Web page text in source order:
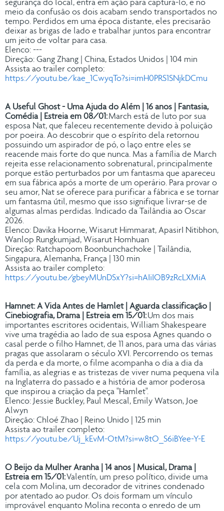
segurança do local, entra em ação para capturá-lo, e no
meio da confusão os dois acabam sendo transportados no
tempo. Perdidos em uma época distante, eles precisarão
deixar as brigas de lado e trabalhar juntos para encontrar
um jeito de voltar para casa.
Elenco: ---
Direção: Gang Zhang | China, Estados Unidos | 104 min
Assista ao trailer completo:
https://youtu.be/kae_1CwyqTo?si=imH0PRS1SNjkDCmu
A Useful Ghost - Uma Ajuda do Além | 16 anos | Fantasia,
Comédia | Estreia em 08/01:March está de luto por sua
esposa Nat, que faleceu recentemente devido à poluição
por poeira. Ao descobrir que o espírito dela retornou
possuindo um aspirador de pó, o laço entre eles se
reacende mais forte do que nunca. Mas a família de March
rejeita esse relacionamento sobrenatural, principalmente
porque estão perturbados por um fantasma que apareceu
em sua fábrica após a morte de um operário. Para provar o
seu amor, Nat se oferece para purificar a fábrica e se tornar
um fantasma útil, mesmo que isso signifique livrar-se de
algumas almas perdidas. Indicado da Tailândia ao Oscar
2026.
Elenco: Davika Hoorne, Wisarut Himmarat, ApasirI Nitibhon,
Wanlop Rungkumjad, Wisarut Homhuan
Direção: Ratchapoom Boonbunchachoke | Tailândia,
Singapura, Alemanha, França | 130 min
Assista ao trailer completo:
https://youtu.be/gbeyMUnDSxY?si=hAIiIOB9zRcLXMiA
Hamnet: A Vida Antes de Hamlet | Aguarda classificação |
Cinebiografia, Drama | Estreia em 15/01:Um dos mais
importantes escritores ocidentais, William Shakespeare
vive uma tragédia ao lado de sua esposa Agnes quando o
casal perde o filho Hamnet, de 11 anos, para uma das várias
pragas que assolaram o século XVI. Percorrendo os temas
da perda e da morte, o filme acompanha o dia a dia da
família, as alegrias e as tristezas de viver numa pequena vila
na Inglaterra do passado e a história de amor poderosa
que inspirou a criação da peça "Hamlet".
Elenco: Jessie Buckley, Paul Mescal, Emily Watson, Joe
Alwyn
Direção: Chloé Zhao | Reino Unido | 125 min
Assista ao trailer completo:
https://youtu.be/Uj_kEvM-OtM?si=w8tO_S6iBYee-Y-E
O Beijo da Mulher Aranha | 14 anos | Musical, Drama |
Estreia em 15/01:Valentín, um preso político, divide uma
cela com Molina, um decorador de vitrines condenado
por atentado ao pudor. Os dois formam um vínculo
improvável enquanto Molina reconta o enredo de um